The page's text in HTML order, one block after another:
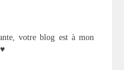
votre blog est à mon